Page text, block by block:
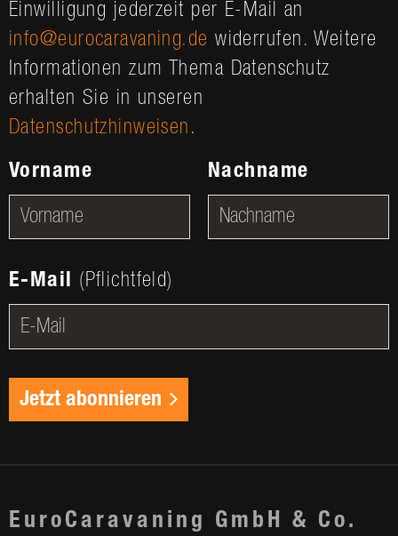
Einwilligung jederzeit per E-Mail an
info@eurocaravaning.de widerrufen. Weitere
Informationen zum Thema Datenschutz
erhalten Sie in unseren
Datenschutzhinweisen .
Vorname Nachname
E-Mail (Pflichtfeld)
Jetzt abonnieren
EuroCaravaning GmbH & Co.